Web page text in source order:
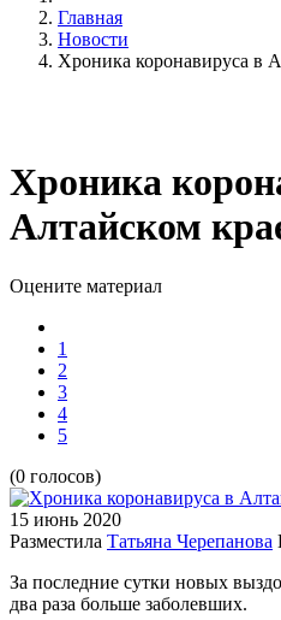
Главная
Новости
Хроника коронавируса в
Хроника
Алтайском
Оцените материал
1
2
3
4
5
(0 голосов)
15 июнь 2020
Разместила Татьяна Черепанова
За последние сутки новых
два раза больше заболевших.